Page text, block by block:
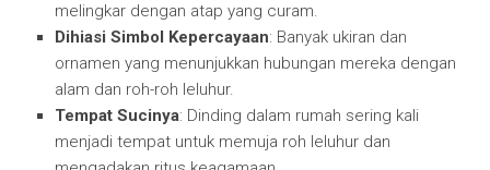
melingkar dengan atap yang curam.
Dihiasi Simbol Kepercayaan: Banyak ukiran dan
ornamen yang menunjukkan hubungan mereka dengan
alam dan roh-roh leluhur.
Tempat Sucinya: Dinding dalam rumah sering kali
menjadi tempat untuk memuja roh leluhur dan